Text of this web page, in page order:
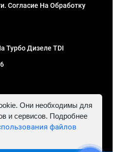
Согласие На Обработку
Турбо Дизеле TDI
ИНН 781302555843,
Они необходимы для
и сервисов. Подробнее
файлов